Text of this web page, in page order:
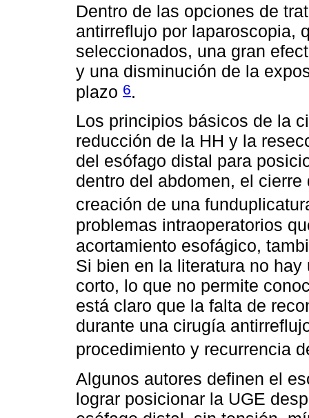
Dentro de las opciones de
antirreflujo por laparoscopia,
seleccionados, una gran
y una disminución de la
plazo 6.
Los principios básicos de la
reducción de la HH y la
del esófago distal para
dentro del abdomen, el
creación de una
problemas intraoperatorios
acortamiento esofágico,
Si bien en la literatura no
corto, lo que no permite
está claro que la falta de
durante una cirugía
procedimiento y recurrencia
Algunos autores definen el
lograr posicionar la UGE